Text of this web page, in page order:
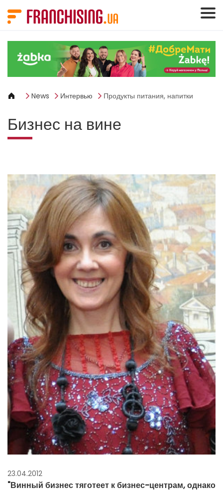
News Интервью Продукты питания, напитки
Бизнес на вине
23.04.2012
"Винный бизнес тяготеет к бизнес-центрам, однако